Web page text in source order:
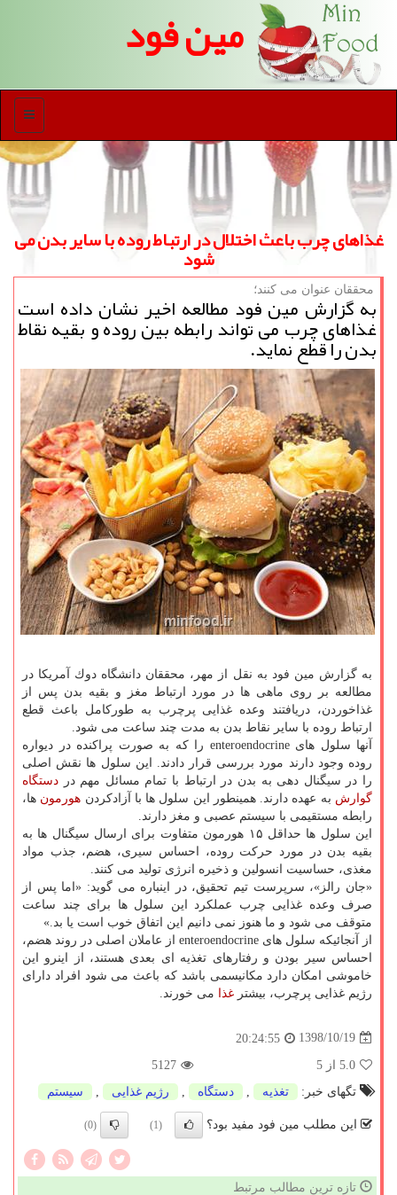
مین فود
منو
غذاهای چرب باعث اختلال در ارتباط روده با سایر بدن می
شود
محققان عنوان می كنند؛
به گزارش مین فود مطالعه اخیر نشان داده است
غذاهای چرب می تواند رابطه بین روده و بقیه نقاط
بدن را قطع نماید.
به گزارش مین فود به نقل از مهر، محققان دانشگاه دوك آمریكا در
مطالعه بر روی ماهی ها در مورد ارتباط مغز و بقیه بدن پس از
غذاخوردن، دریافتند وعده غذایی پرچرب به طوركامل باعث قطع
ارتباط روده با سایر نقاط بدن به مدت چند ساعت می شود.
آنها سلول های enteroendocrine را كه به صورت پراكنده در دیواره
روده وجود دارند مورد بررسی قرار دادند. این سلول ها نقش اصلی
را در سیگنال دهی به بدن در ارتباط با تمام مسائل مهم در دستگاه
گوارش به عهده دارند. همینطور این سلول ها با آزادكردن هورمون ها،
رابطه مستقیمی با سیستم عصبی و مغز دارند.
این سلول ها حداقل ۱۵ هورمون متفاوت برای ارسال سیگنال ها به
بقیه بدن در مورد حركت روده، احساس سیری، هضم، جذب مواد
مغذی، حساسیت انسولین و ذخیره انرژی تولید می كنند.
«جان رالز»، سرپرست تیم تحقیق، در اینباره می گوید: «اما پس از
صرف وعده غذایی چرب عملكرد این سلول ها برای چند ساعت
متوقف می شود و ما هنوز نمی دانیم این اتفاق خوب است یا بد.»
از آنجائیكه سلول های enteroendocrine از عاملان اصلی در روند هضم،
احساس سیر بودن و رفتارهای تغذیه ای بعدی هستند، از اینرو این
خاموشی امكان دارد مكانیسمی باشد كه باعث می شود افراد دارای
رژیم غذایی پرچرب، بیشتر غذا می خورند.
1398/10/19
20:24:55
5.0 از 5
5127
تگهای خبر:
تغذیه دستگاه رژیم غذایی سیستم
این مطلب مین فود مفید بود؟ (1)
(0)
تازه ترین مطالب مرتبط